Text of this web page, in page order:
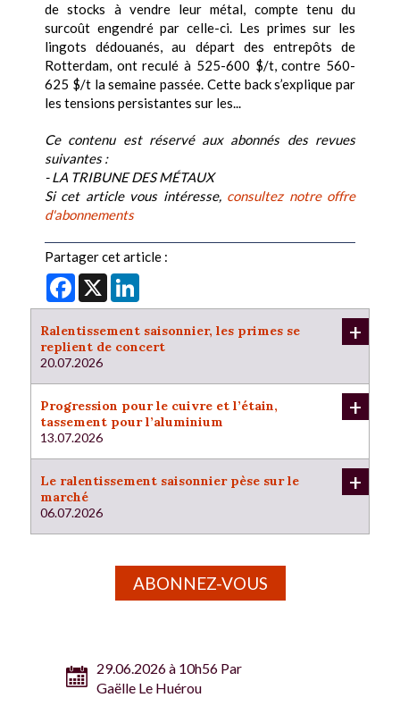
de stocks à vendre leur métal, compte tenu du
surcoût engendré par celle-ci. Les primes sur les
lingots dédouanés, au départ des entrepôts de
Rotterdam, ont reculé à 525-600 $/t, contre 560-
625 $/t la semaine passée. Cette back s’explique par
les tensions persistantes sur les...
Ce contenu est réservé aux abonnés des revues
suivantes :
- LA TRIBUNE DES MÉTAUX
Si cet article vous intéresse, consultez notre offre
d'abonnements
Partager cet article :
Facebook
X
Ralentissement saisonnier, les primes se
replient de concert
20.07.2026
+
Progression pour le cuivre et l’étain,
tassement pour l’aluminium
13.07.2026
+
Le ralentissement saisonnier pèse sur le
marché
06.07.2026
+
ABONNEZ-VOUS
29.06.2026 à 10h56 Par
Gaëlle Le Huérou